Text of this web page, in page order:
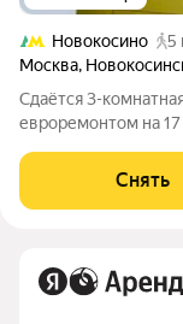
Новокосино
5
Москва,
Сдаётся 3-
евроремонтом на 17
квартире выполнен
лоджия застеклена
Снять